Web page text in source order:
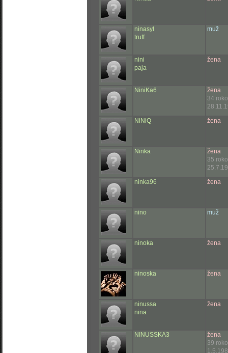
ninasyl
truff
muž
nini
paja
žena
NiniKa6
žena
34
NiNiQ
žena
Ninka
žena
35
ninka96
žena
nino muž
ninoka žena
ninoska žena
ninussa
nina
žena
NINUSSKA3
žena
39